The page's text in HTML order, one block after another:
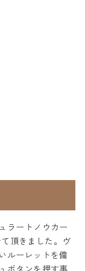
ラートノウカー
頂きました。ヴ
ルーレットを備